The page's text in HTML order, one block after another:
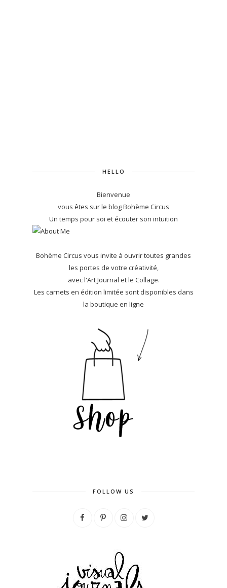
HELLO
Bienvenue
vous êtes sur le blog Bohème Circus
Un temps pour soi et écouter son intuition
Bohème Circus vous invite à ouvrir toutes grandes
les portes de votre créativité,
avec l'Art Journal et le Collage.
Les carnets en édition limitée sont disponibles dans
la boutique en ligne
FOLLOW US